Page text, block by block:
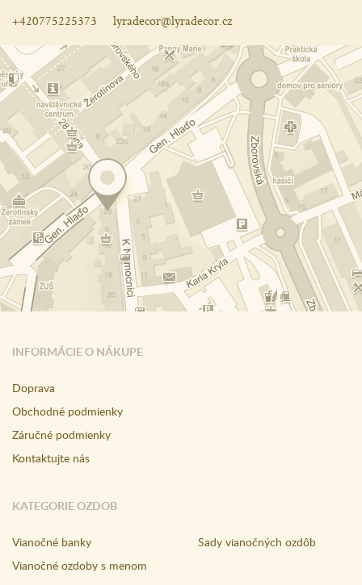
INFORMÁCIE O NÁKUPE
Doprava
Obchodné podmienky
Záručné podmienky
Kontaktujte nás
KATEGORIE OZDOB
Vianočné banky
Vianočné ozdoby s menom
Sady vianočných ozdôb
+420775225373 lyradecor@lyradecor.cz